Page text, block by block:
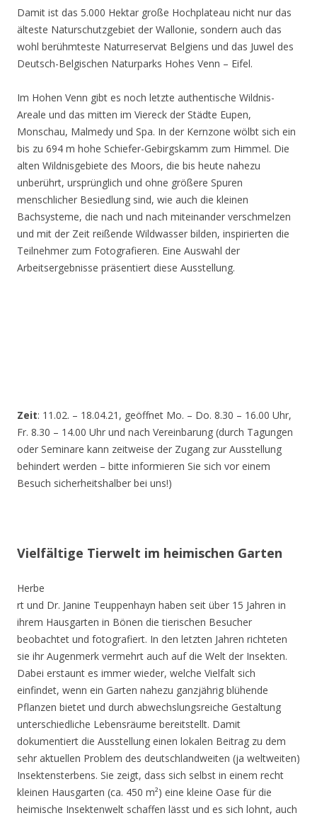
Damit ist das 5.000 Hektar große Hochplateau nicht nur das
älteste Naturschutzgebiet der Wallonie, sondern auch das
wohl berühmteste Naturreservat Belgiens und das Juwel des
Deutsch-Belgischen Naturparks Hohes Venn – Eifel.
Im Hohen Venn gibt es noch letzte authentische Wildnis-
Areale und das mitten im Viereck der Städte Eupen,
Monschau, Malmedy und Spa. In der Kernzone wölbt sich ein
bis zu 694 m hohe Schiefer-Gebirgskamm zum Himmel. Die
alten Wildnisgebiete des Moors, die bis heute nahezu
unberührt, ursprünglich und ohne größere Spuren
menschlicher Besiedlung sind, wie auch die kleinen
Bachsysteme, die nach und nach miteinander verschmelzen
und mit der Zeit reißende Wildwasser bilden, inspirierten die
Teilnehmer zum Fotografieren. Eine Auswahl der
Arbeitsergebnisse präsentiert diese Ausstellung.
Zeit: 11.02. – 18.04.21, geöffnet Mo. – Do. 8.30 – 16.00 Uhr,
Fr. 8.30 – 14.00 Uhr und nach Vereinbarung (durch Tagungen
oder Seminare kann zeitweise der Zugang zur Ausstellung
behindert werden – bitte informieren Sie sich vor einem
Besuch sicherheitshalber bei uns!)
Vielfältige Tierwelt im heimischen Garten
Herbe
rt und Dr. Janine Teuppenhayn haben seit über 15 Jahren in
ihrem Hausgarten in Bönen die tierischen Besucher
beobachtet und fotografiert. In den letzten Jahren richteten
sie ihr Augenmerk vermehrt auch auf die Welt der Insekten.
Dabei erstaunt es immer wieder, welche Vielfalt sich
einfindet, wenn ein Garten nahezu ganzjährig blühende
Pflanzen bietet und durch abwechslungsreiche Gestaltung
unterschiedliche Lebensräume bereitstellt. Damit
dokumentiert die Ausstellung einen lokalen Beitrag zu dem
sehr aktuellen Problem des deutschlandweiten (ja weltweiten)
Insektensterbens. Sie zeigt, dass sich selbst in einem recht
kleinen Hausgarten (ca. 450 m²) eine kleine Oase für die
heimische Insektenwelt schaffen lässt und es sich lohnt, auch